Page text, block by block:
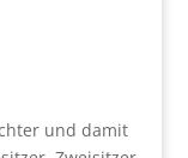
und damit